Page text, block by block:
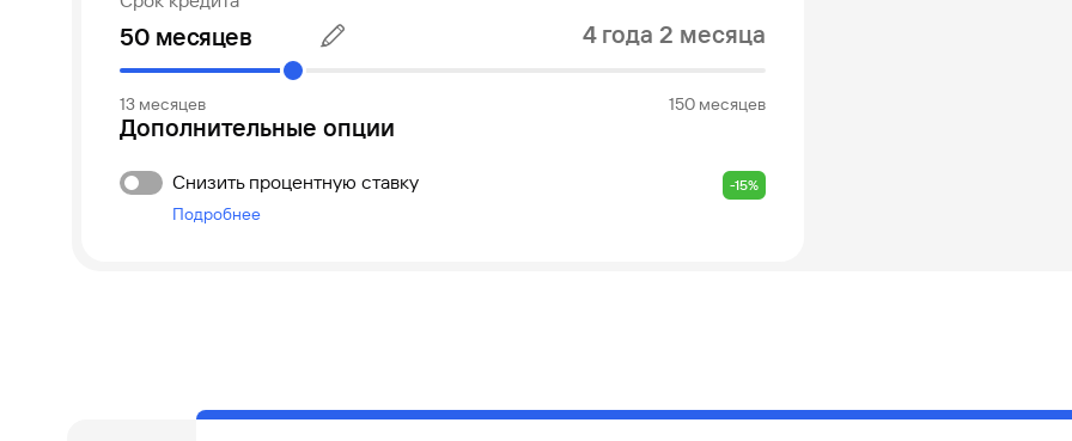
4 года 2 месяца
13 месяцев 150 месяцев
Дополнительные опции
Снизить процентную ставку
Подробнее
-15%